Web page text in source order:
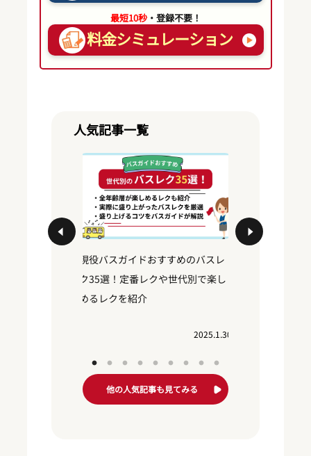
最短10秒・登録不要！
料金シミュレーション
人気記事一覧
現役バスガイドおすすめのバスレ
ク35選！定番レクや世代別で楽し
めるレクを紹介
2025.1.30
他の人気記事も見てみる